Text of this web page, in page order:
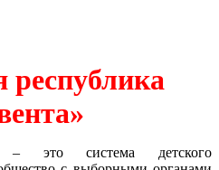
это система детского